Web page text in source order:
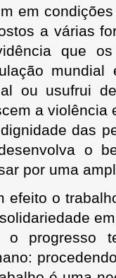
em
a várias
que
ou usufrui
a violência
das
o
por uma
efeito o
o progresso